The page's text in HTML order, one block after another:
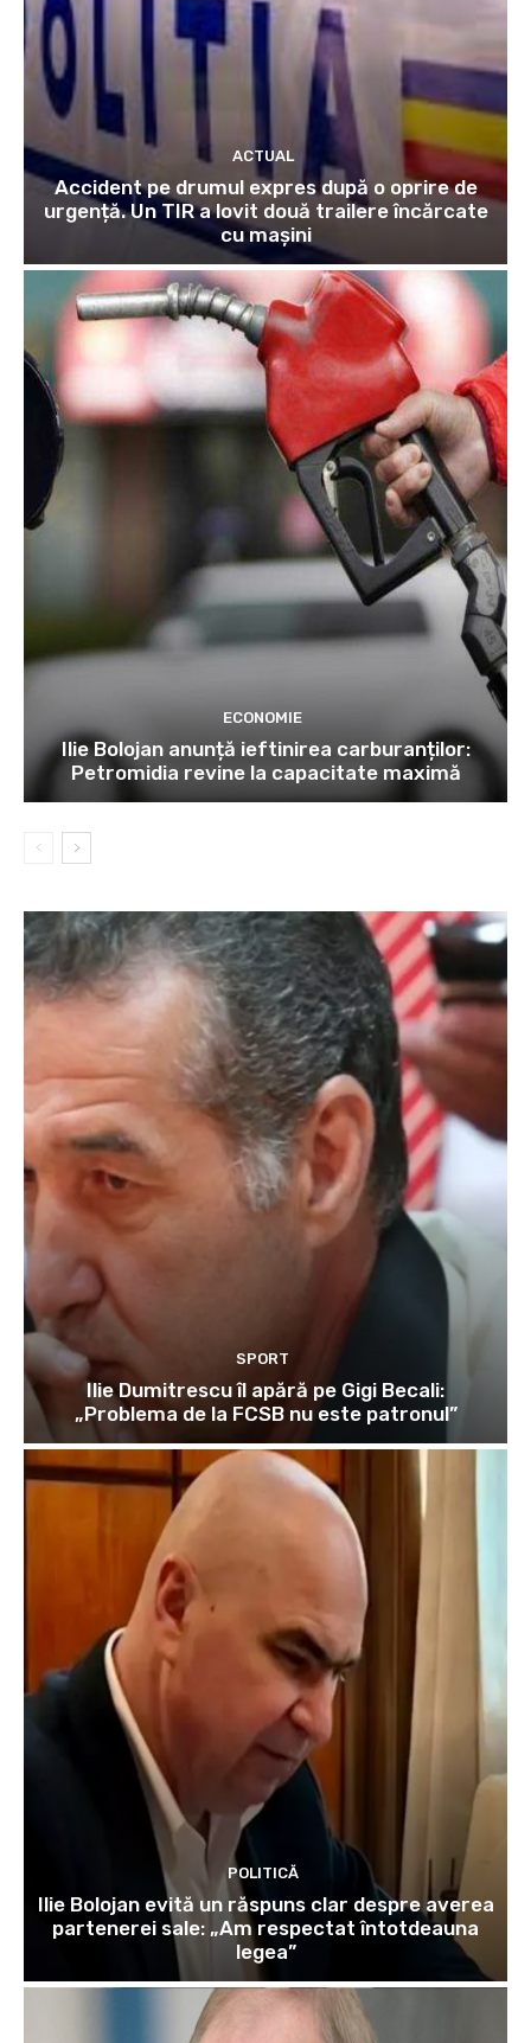
ACTUAL
Accident pe drumul expres după o oprire de
urgență. Un TIR a lovit două trailere încărcate
cu mașini
ECONOMIE
Ilie Bolojan anunță ieftinirea carburanților:
Petromidia revine la capacitate maximă
SPORT
Ilie Dumitrescu îl apără pe Gigi Becali:
„Problema de la FCSB nu este patronul”
POLITICĂ
Ilie Bolojan evită un răspuns clar despre averea
partenerei sale: „Am respectat întotdeauna
legea”